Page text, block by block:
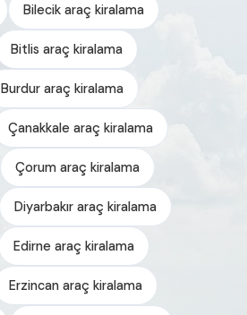
Bilecik araç kiralama
Bitlis araç kiralama
Burdur araç kiralama
Çanakkale araç kiralama
Çorum araç kiralama
Diyarbakır araç kiralama
Edirne araç kiralama
Erzincan araç kiralama